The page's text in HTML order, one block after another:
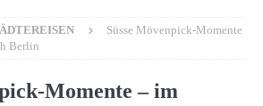
Süsse Mövenpick-Momente
Berlin
Momente – im